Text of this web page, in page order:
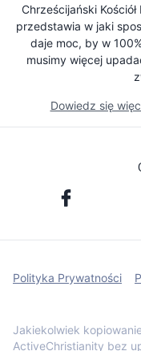
Chrześcijański
przedstawia w jaki
daje moc, by w
musimy więcej
Dowiedz się
Jakiekolwiek
ActiveChristianity bez
Polityka Prywatności